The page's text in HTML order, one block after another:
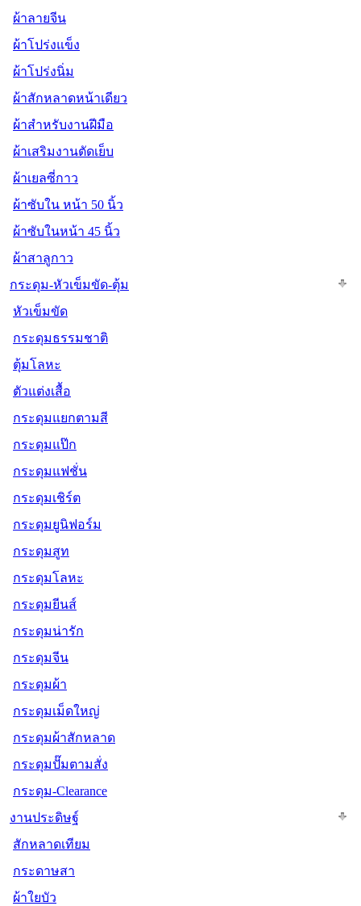
ผ้าลายจีน
ผ้าโปร่งแข็ง
ผ้าโปร่งนิ่ม
ผ้าสักหลาดหน้าเดียว
ผ้าสำหรับงานฝีมือ
ผ้าเสริมงานตัดเย็บ
ผ้าเยลซี่กาว
ผ้าซับใน หน้า 50 นิ้ว
ผ้าซับในหน้า 45 นิ้ว
ผ้าสาลูกาว
กระดุม-หัวเข็มขัด-ตุ้ม
หัวเข็มขัด
กระดุมธรรมชาติ
ตุ้มโลหะ
ตัวแต่งเสื้อ
กระดุมแยกตามสี
กระดุมแป๊ก
กระดุมแฟชั่น
กระดุมเชิร์ต
กระดุมยูนิฟอร์ม
กระดุมสูท
กระดุมโลหะ
กระดุมยีนส์
กระดุมน่ารัก
กระดุมจีน
กระดุมผ้า
กระดุมเม็ดใหญ่
กระดุมผ้าสักหลาด
กระดุมปั๊มตามสั่ง
กระดุม-Clearance
งานประดิษฐ์
สักหลาดเทียม
กระดาษสา
ผ้าใยบัว